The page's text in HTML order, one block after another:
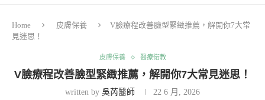
Home 皮膚保養
V臉療程改善臉型緊緻推薦，解開你7大常
見迷思！
皮膚保養 醫療衛教
V臉療程改善臉型緊緻推薦，解開你7大常見迷思！
written by 吳芮醫師 22 6 月, 2026